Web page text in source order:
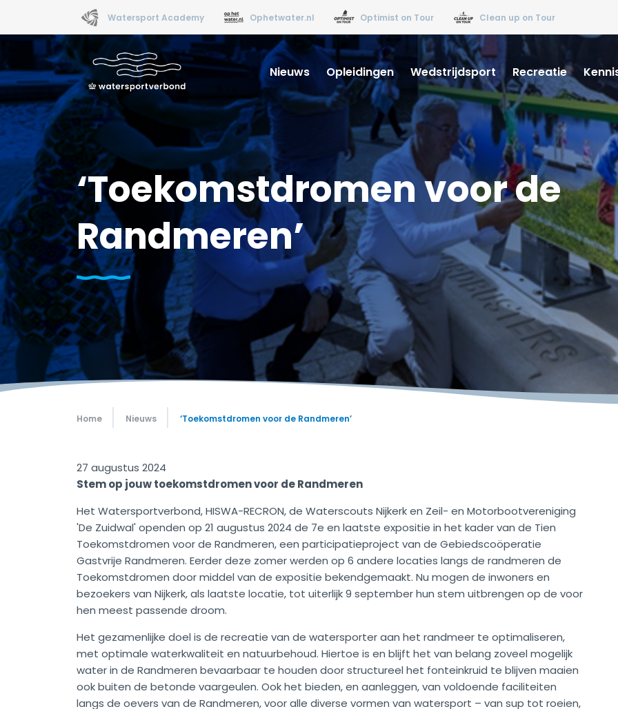
Watersport Academy Ophetwater.nl Optimist on Tour Clean up on Tour
Nieuws Opleidingen Wedstrijdsport Recreatie
‘Toekomstdromen voor de
Randmeren’
Home Nieuws ‘Toekomstdromen voor de Randmeren’
27 augustus 2024
Stem op jouw toekomstdromen voor de Randmeren
Het Watersportverbond, HISWA-RECRON, de Waterscouts Nijkerk en Zeil- en Motorbootvereniging
'De Zuidwal' openden op 21 augustus 2024 de 7e en laatste expositie in het kader van de Tien
Toekomstdromen voor de Randmeren, een participatieproject van de Gebiedscoöperatie
Gastvrije Randmeren. Eerder deze zomer werden op 6 andere locaties langs de randmeren de
Toekomstdromen door middel van de expositie bekendgemaakt. Nu mogen de inwoners en
bezoekers van Nijkerk, als laatste locatie, tot uiterlijk 9 september hun stem uitbrengen op de voor
hen meest passende droom.
Het gezamenlijke doel is de recreatie van de watersporter aan het randmeer te optimaliseren,
met optimale waterkwaliteit en natuurbehoud. Hiertoe is en blijft het van belang zoveel mogelijk
water in de Randmeren bevaarbaar te houden door structureel het fonteinkruid te blijven maaien
ook buiten de betonde vaargeulen. Ook het bieden, en aanleggen, van voldoende faciliteiten
langs de oevers van de Randmeren, voor alle diverse vormen van watersport – van sup tot roeien,